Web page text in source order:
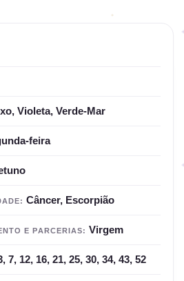
Violeta, Verde-Mar
feira
Câncer, Escorpião
E PARCERIAS: Virgem
7, 12, 16, 21, 25, 30, 34, 43, 52